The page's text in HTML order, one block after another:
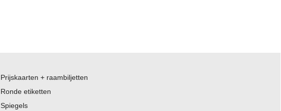
Prijskaarten + raambiljetten
Ronde etiketten
Spiegels